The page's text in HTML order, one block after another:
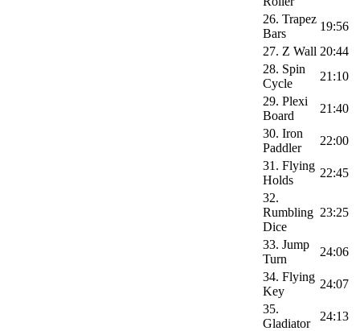
26. Trapez
Bars
19:56
27. Z Wall 20:44
28. Spin
Cycle
21:10
29. Plexi
Board
21:40
30. Iron
Paddler
22:00
31. Flying
Holds
22:45
32.
Rumbling
Dice
23:25
33. Jump
Turn
24:06
34. Flying
Key
24:07
35.
Gladiator
24:13